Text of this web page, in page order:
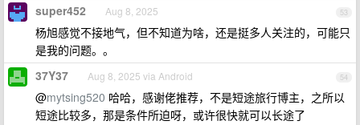
53
super452 Aug 8, 2025
杨旭感觉不接地气，但不知道为啥，还是挺多人关注的，可能只
是我的问题。。
54
37Y37 Aug 8, 2025 via Android
@mytsing520 哈哈，感谢佬推荐，不是短途旅行博主，之所以
短途比较多，那是条件所迫呀，或许很快就可以长途了